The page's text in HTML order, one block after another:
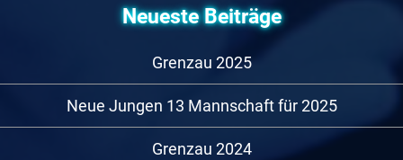
Neueste Beiträge
Grenzau 2025
Neue Jungen 13 Mannschaft für 2025
Grenzau 2024